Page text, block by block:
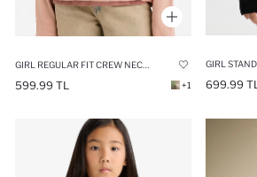
GIRL REGULAR FIT CREW NECK PULLOVER
599.99 TL +1 699.99 TL